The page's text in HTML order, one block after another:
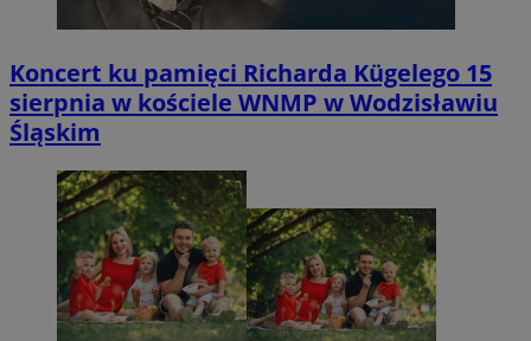
Koncert ku pamięci Richarda Kügelego 15
sierpnia w kościele WNMP w Wodzisławiu
Śląskim